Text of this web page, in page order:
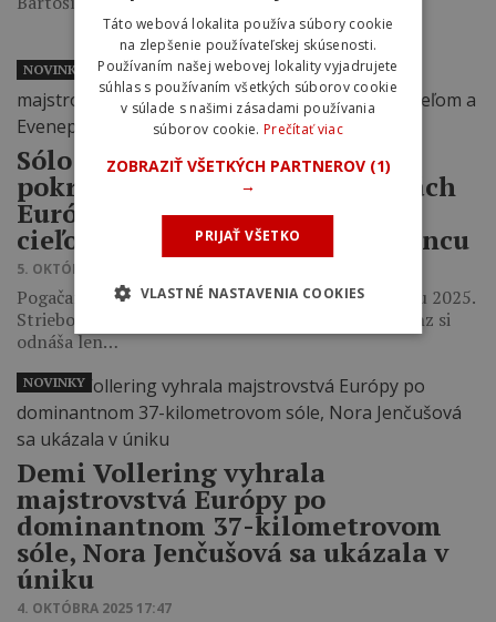
Sólo šou Tadeja Pogačara
pokračovala aj na majstrovstvách
Európy. Zaútočil už 75 km pred
cieľom a Evenepoelovi nedal šancu
5. OKTÓBRA 2025 17:36
Pogačar vyhral sólo jazdou už po deviatykrát v roku 2025.
Striebornú medailu získal Remco Evenepoel a bronz si
odnáša len…
NOVINKY
Demi Vollering vyhrala
majstrovstvá Európy po
dominantnom 37-kilometrovom
sóle, Nora Jenčušová sa ukázala v
úniku
4. OKTÓBRA 2025 17:47
NOVINKY
Táto webová lokalita používa súbory cookie
na zlepšenie používateľskej skúsenosti.
Používaním našej webovej lokality vyjadrujete
súhlas s používaním všetkých súborov cookie
v súlade s našimi zásadami používania
súborov cookie. Prečítať viac
ZOBRAZIŤ VŠETKÝCH PARTNEROV (1)
→
PRIJAŤ VŠETKO
VLASTNÉ NASTAVENIA COOKIES